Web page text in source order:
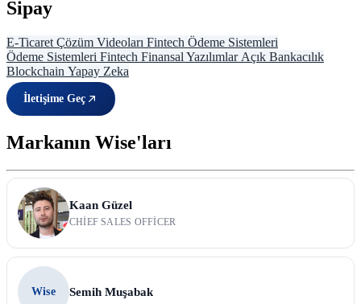
Sipay
E-Ticaret Çözüm Videoları Fintech Ödeme Sistemleri
Ödeme Sistemleri Fintech Finansal Yazılımlar Açık Bankacılık
Blockchain Yapay Zeka
İletişime Geç
Markanın Wise'ları
Kaan Güzel
CHIEF SALES OFFICER
Wise Semih Muşabak